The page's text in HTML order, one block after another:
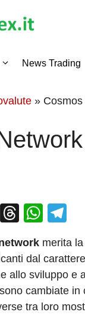
News Trading
»
R
T
e
a
d
s
W
at
s
A
p
e
gr
a
m
merita
dal
allo sviluppo e
cambiate in
tra loro